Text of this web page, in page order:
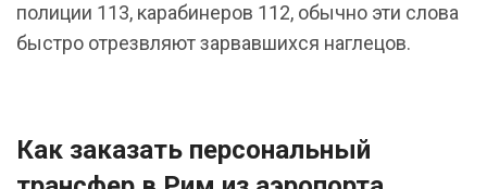
полиции 113, карабинеров 112, обычно эти слова
быстро отрезвляют зарвавшихся наглецов.
Как заказать персональный